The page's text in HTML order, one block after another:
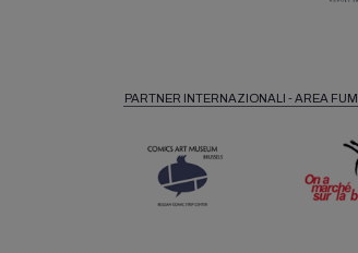
PARTNER INTERNAZIONALI - AREA